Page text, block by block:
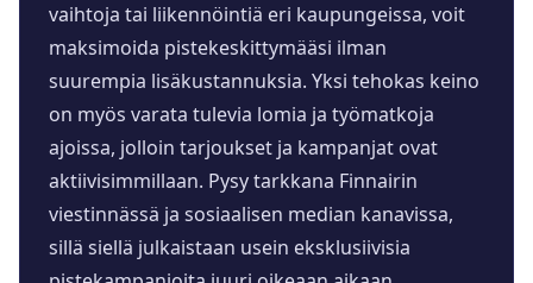
vaihtoja tai liikennöintiä eri kaupungeissa, voit
maksimoida pistekeskittymääsi ilman
suurempia lisäkustannuksia. Yksi tehokas keino
on myös varata tulevia lomia ja työmatkoja
ajoissa, jolloin tarjoukset ja kampanjat ovat
aktiivisimmillaan. Pysy tarkkana Finnairin
viestinnässä ja sosiaalisen median kanavissa,
sillä siellä julkaistaan usein eksklusiivisia